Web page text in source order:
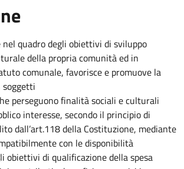
nel quadro degli obiettivi di sviluppo
della propria comunità ed in
comunale, favorisce e promuove la
soggetti
perseguono finalità sociali e culturali
interesse, secondo il principio di
dall’art.118 della Costituzione, mediante
con le disponibilità
obiettivi di qualificazione della spesa